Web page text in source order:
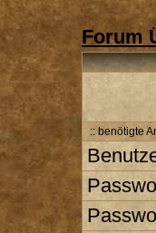
Forum
:: benötigte